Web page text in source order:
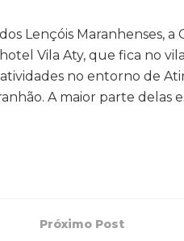
Lençóis Maranhenses,
Vila Aty, que fica no
no entorno de
A maior parte delas
Próximo Post